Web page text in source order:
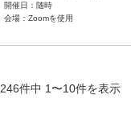
開催日：随時
会場：Zoomを使用
246件中 1〜10件を表示